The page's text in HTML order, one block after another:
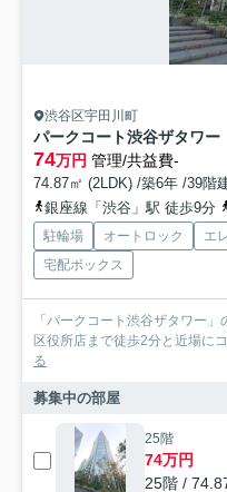
渋谷区宇田川町
パークコート渋谷ザタワー
74万円 管理/共益費-
74.87㎡ (2LDK) /築6年 /39階
銀座線「渋谷」駅 徒歩9分
駐輪場 オートロック エ
宅配ボックス
「パークコート渋谷ザタワー
区役所店まで徒歩2分と近場に
る
募集中の部屋
25階
74万円
25階 /